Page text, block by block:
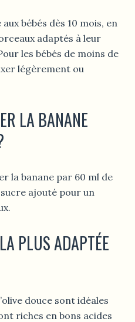
bébés dès 10 mois, en
adaptés à leur
les bébés de moins de
légèrement ou
LA BANANE
la banane par 60 ml de
ajouté pour un
PLUS ADAPTÉE
douce sont idéales
riches en bons acides